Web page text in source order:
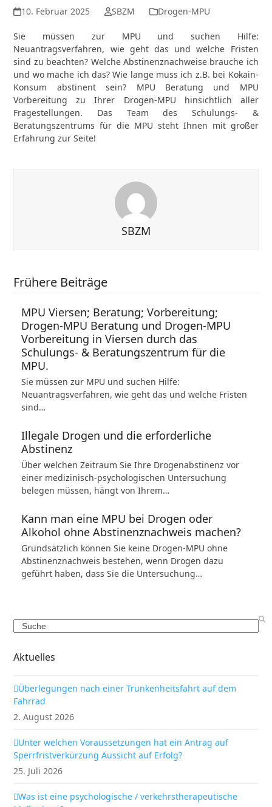
10. Februar 2025 SBZM Drogen-MPU
Sie müssen zur MPU und suchen Hilfe:
Neuantragsverfahren, wie geht das und welche Fristen
sind zu beachten? Welche Abstinenznachweise brauche ich
und wo mache ich das? Wie lange muss ich z.B. bei Kokain-
Konsum abstinent sein? MPU Beratung und MPU
Vorbereitung zu Ihrer Drogen-MPU hinsichtlich aller
Fragestellungen. Das Team des Schulungs- &
Beratungszentrums für die MPU steht Ihnen mit großer
Erfahrung zur Seite!
SBZM
Frühere Beiträge
MPU Viersen; Beratung; Vorbereitung;
Drogen-MPU Beratung und Drogen-MPU
Vorbereitung in Viersen durch das
Schulungs- & Beratungszentrum für die
MPU.
Sie müssen zur MPU und suchen Hilfe:
Neuantragsverfahren, wie geht das und welche Fristen
sind…
Illegale Drogen und die erforderliche
Abstinenz
Über welchen Zeitraum Sie Ihre Drogenabstinenz vor
einer medizinisch-psychologischen Untersuchung
belegen müssen, hängt von Ihrem…
Kann man eine MPU bei Drogen oder
Alkohol ohne Abstinenznachweis machen?
Grundsätzlich können Sie keine Drogen-MPU ohne
Abstinenznachweis bestehen, wenn Drogen dazu
geführt haben, dass Sie die Untersuchung…
Search
Aktuelles
Überlegungen nach einer Trunkenheitsfahrt auf dem
Fahrrad
2. August 2026
Unter welchen Voraussetzungen hat ein Antrag auf
Sperrfristverkürzung Aussicht auf Erfolg?
25. Juli 2026
Was ist eine psychologische / verkehrstherapeutische